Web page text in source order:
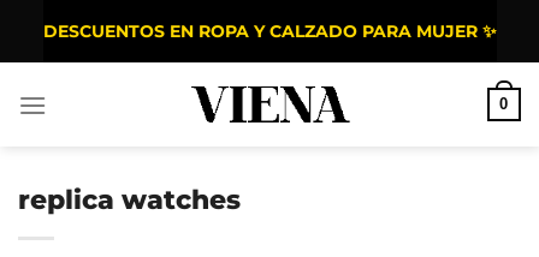
DESCUENTOS EN ROPA Y CALZADO PARA MUJER ✨
0
replica watches